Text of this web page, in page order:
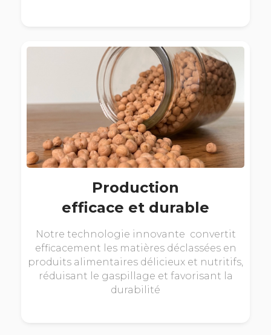
Production
efficace et durable
Notre technologie innovante convertit
efficacement les matières déclassées en
produits alimentaires délicieux et nutritifs,
réduisant le gaspillage et favorisant la
durabilité